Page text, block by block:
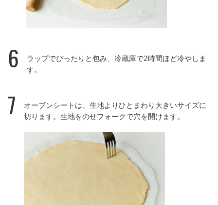
6
ラップでぴったりと包み、冷蔵庫で2時間ほど冷やしま
す。
7
オーブンシートは、生地よりひとまわり大きいサイズに
切ります。生地をのせフォークで穴を開けます。